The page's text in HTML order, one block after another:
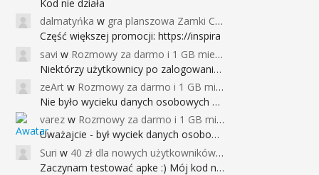
Kod nie działa
dalmatyńka w gra planszowa Zamki Caladale za 39zł
Część większej promocji: https://inspira
savi w Rozmowy za darmo i 1 GB miesięcznie
Niektórzy użytkownicy po zalogowaniu do
zeArt w Rozmowy za darmo i 1 GB miesięcznie
Nie było wycieku danych osobowych a nieo
varez w Rozmowy za darmo i 1 GB miesięcznie
Uważajcie - był wyciek danych osobowych
Suri w 40 zł dla nowych użytkowników Google Pay (dawniej Android Pay)
Zaczynam testować apke :) Mój kod na 40